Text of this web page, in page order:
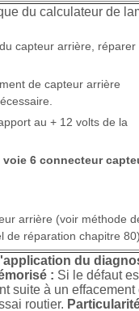
du calculateur de
capteur arrière, réparer
de capteur arrière
au + 12 volts de la
voie 6 connecteur
arrière (voir méthode
de réparation chapitre
du
: Si le défaut
suite à un effacement
routier.